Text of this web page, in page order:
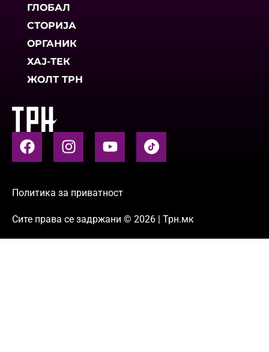
ГЛОБАЛ
СТОРИЈА
ОРГАНИК
ХАЈ-ТЕК
ЖОЛТ ТРН
Политика за приватност
Сите права се задржани © 2026 | Трн.мк